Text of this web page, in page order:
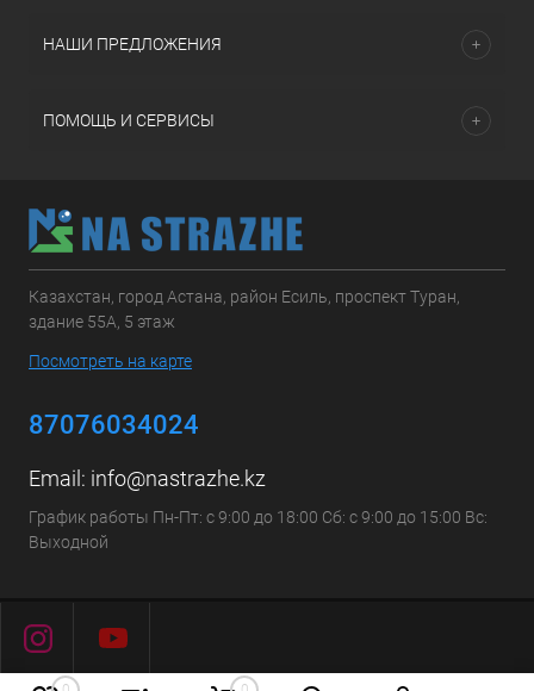
НАШИ ПРЕДЛОЖЕНИЯ
ПОМОЩЬ И СЕРВИСЫ
Казахстан, город Астана, район Есиль, проспект Туран,
здание 55А, 5 этаж
Посмотреть на карте
87076034024
Email: info@nastrazhe.kz
График работы Пн-Пт: с 9:00 до 18:00 Сб: с 9:00 до 15:00 Вс:
Выходной